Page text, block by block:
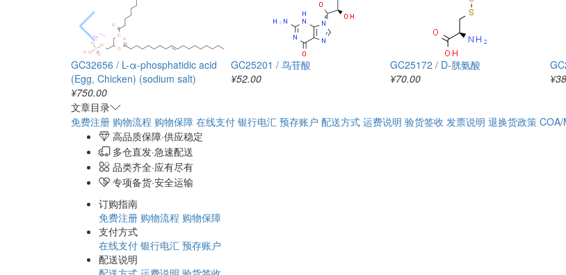
GC32656 / L-α-phosphatidic acid
(Egg, Chicken) (sodium salt)
¥750.00
GC25201 / 鸟苷酸
¥52.00
GC25172 / D-胱氨酸
¥70.00
文章目录
免费注册 购物流程 购物保障 在线支付 银行电汇 预存账户 配送方式 运费说明 验货签收 发票说明 退换货政策 COA/
高品质保障·供应稳定
多仓直发·急速配送
品类齐全·应有尽有
专项备货·安全运输
订购指南
免费注册 购物流程 购物保障
支付方式
在线支付 银行电汇 预存账户
配送说明